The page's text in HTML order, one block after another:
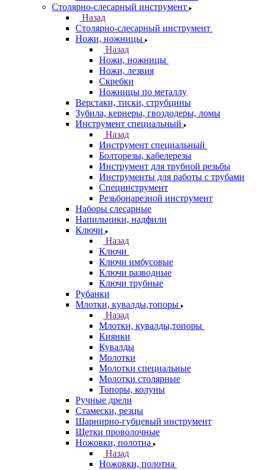
Столярно-слесарный инструмент
Назад
Столярно-слесарный инструмент
Ножи, ножницы
Назад
Ножи, ножницы
Ножи, лезвия
Скребки
Ножницы по металлу
Верстаки, тиски, струбцины
Зубила, кернеры, гвоздодеры, ломы
Инструмент специальный
Назад
Инструмент специальный
Болторезы, кабелерезы
Инструмент для трубной резьбы
Инструменты для работы с трубами
Специнструмент
Резьбонарезной инструмент
Наборы слесарные
Напильники, надфили
Ключи
Назад
Ключи
Ключи имбусовые
Ключи разводные
Ключи трубные
Рубанки
Млотки, кувалды,топоры
Назад
Млотки, кувалды,топоры
Киянки
Кувалды
Молотки
Молотки специальные
Молотки столярные
Топоры, колуны
Ручные дрели
Стамески, резцы
Шарнирно-губцевый инструмент
Щетки проволочные
Ножовки, полотна
Назад
Ножовки, полотна